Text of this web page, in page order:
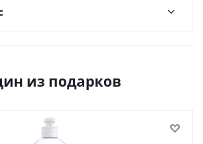
из подарков